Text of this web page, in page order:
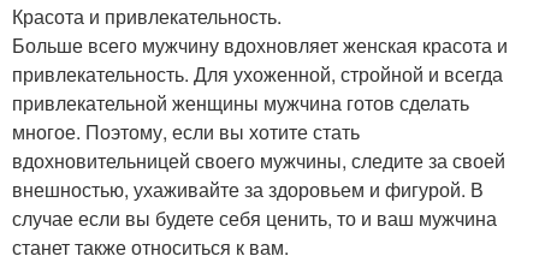
Красота и привлекательность.
Больше всего мужчину вдохновляет женская красота и
привлекательность. Для ухоженной, стройной и всегда
привлекательной женщины мужчина готов сделать
многое. Поэтому, если вы хотите стать
вдохновительницей своего мужчины, следите за своей
внешностью, ухаживайте за здоровьем и фигурой. В
случае если вы будете себя ценить, то и ваш мужчина
станет также относиться к вам.